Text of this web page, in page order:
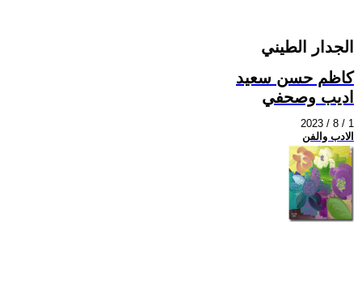
الجدار الطيني
كاظم حسن سعيد
اديب وصحفي
2023 / 8 / 1
الادب والفن